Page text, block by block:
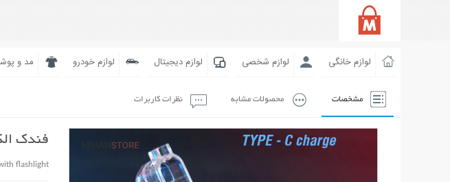
لوازم خانگی لوازم شخصی لوازم دیجیتال لوازم خودرو مد و
مشخصات محصولات مشابه نظرات کاربرات
فندک
flashlight